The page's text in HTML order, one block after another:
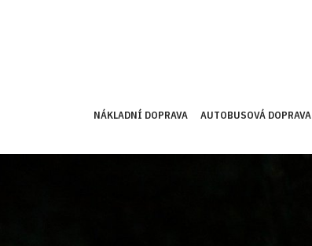
NÁKLADNÍ DOPRAVA AUTOBUSOVÁ DOPRAVA